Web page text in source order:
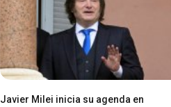
Javier Milei inicia su agenda en